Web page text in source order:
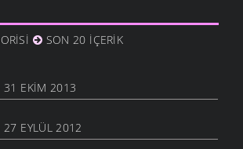
SON 20 İÇERIK
31 EKIM 2013
27 EYLÜL 2012